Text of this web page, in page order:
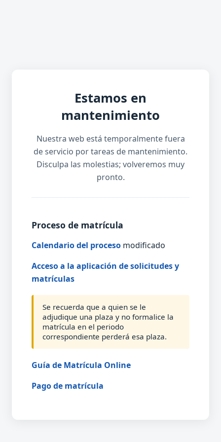
Estamos en
mantenimiento
Nuestra web está temporalmente fuera
de servicio por tareas de mantenimiento.
Disculpa las molestias; volveremos muy
pronto.
Proceso de matrícula
Calendario del proceso modificado
Acceso a la aplicación de solicitudes y
matrículas
Se recuerda que a quien se le
adjudique una plaza y no formalice la
matrícula en el periodo
correspondiente perderá esa plaza.
Guía de Matrícula Online
Pago de matrícula